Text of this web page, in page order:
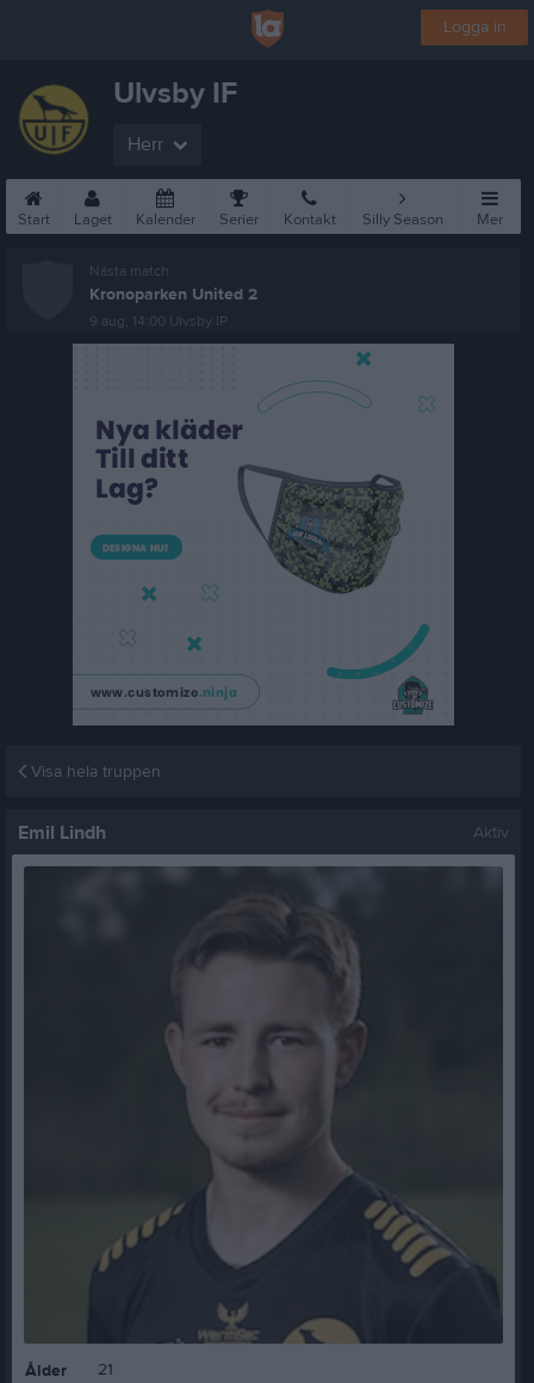
Logga in
Ulvsby IF
Herr
Start Laget Kalender Serier Kontakt Silly Season Mer
Nästa match
Kronoparken United 2
9 aug, 14:00 Ulvsby IP
Visa hela truppen
Emil Lindh Aktiv
Ålder
21